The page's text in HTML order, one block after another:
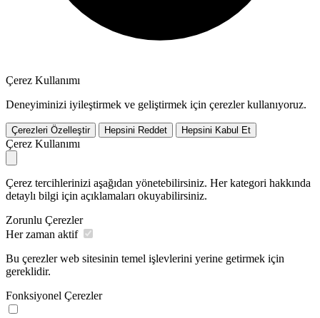
Çerez Kullanımı
Deneyiminizi iyileştirmek ve geliştirmek için çerezler kullanıyoruz.
Çerezleri Özelleştir Hepsini Reddet Hepsini Kabul Et
Çerez Kullanımı
Çerez tercihlerinizi aşağıdan yönetebilirsiniz. Her kategori hakkında
detaylı bilgi için açıklamaları okuyabilirsiniz.
Zorunlu Çerezler
Her zaman aktif
Bu çerezler web sitesinin temel işlevlerini yerine getirmek için
gereklidir.
Fonksiyonel Çerezler